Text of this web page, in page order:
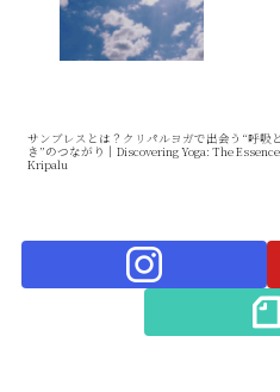
サンブレスとは？クリパルヨガで出会う“呼吸
き”のつながり｜Discovering Yoga: The
Kripalu